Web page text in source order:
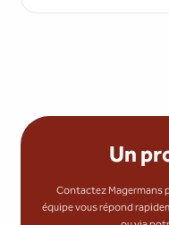
Un
Contactez Magermans
équipe vous répond